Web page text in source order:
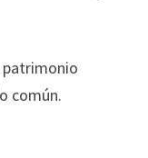
patrimonio
común.